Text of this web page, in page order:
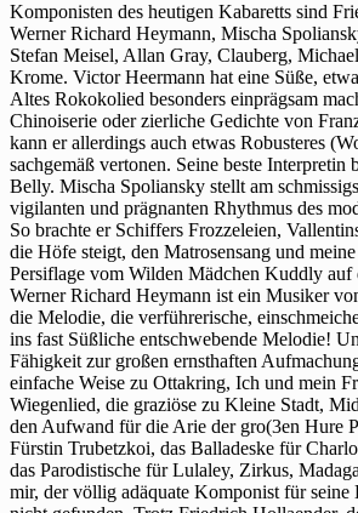
Komponisten des heutigen Kabaretts sind
Werner Richard Heymann, Mischa
Stefan Meisel, Allan Gray, Clauberg,
Krome. Victor Heermann hat eine Süße,
Altes Rokokolied besonders einprägsam
Chinoiserie oder zierliche Gedichte von
kann er allerdings auch etwas Robusteres
sachgemäß vertonen. Seine beste Interpretin
Belly. Mischa Spoliansky stellt am
vigilanten und prägnanten Rhythmus des
So brachte er Schiffers Frozzeleien,
die Höfe steigt, den Matrosensang und
Persiflage vom Wilden Mädchen Kuddly auf
Werner Richard Heymann ist ein Musiker
die Melodie, die verführerische,
ins fast Süßliche entschwebende Melodie!
Fähigkeit zur großen ernsthaften
einfache Weise zu Ottakring, Ich und mein
Wiegenlied, die graziöse zu Kleine Stadt,
den Aufwand für die Arie der gro(3en Hure
Fürstin Trubetzkoi, das Balladeske für
das Parodistische für Lulaley, Zirkus,
mir, der völlig adäquate Komponist für seine